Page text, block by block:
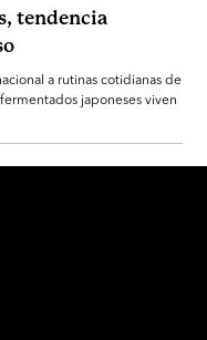
tendencia
a rutinas cotidianas de
japoneses viven